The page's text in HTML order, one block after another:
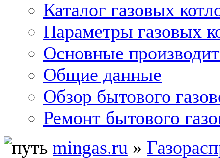
Каталог газовых
Параметры газовых
Основные
Общие данные
Обзор бытового
Ремонт бытового
mingas.ru »